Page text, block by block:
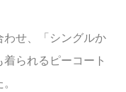
わせ、「シングルか
られるピーコート